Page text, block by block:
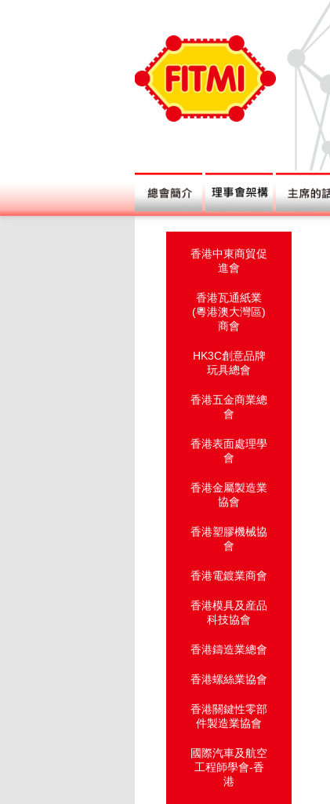
香港中東商貿促
進會
香港瓦通紙業
(粵港澳大灣區)
商會
HK3C創意品牌
玩具總會
香港五金商業總
會
香港表面處理學
會
香港金屬製造業
協會
香港塑膠機械協
會
香港電鍍業商會
香港模具及産品
科技協會
香港鑄造業總會
香港螺絲業協會
香港關鍵性零部
件製造業協會
國際汽車及航空
工程師學會-香
港